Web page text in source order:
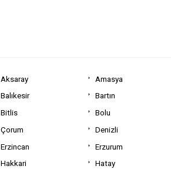
Aksaray
Amasya
Balıkesir
Bartın
Bitlis
Bolu
Çorum
Denizli
Erzincan
Erzurum
Hakkari
Hatay